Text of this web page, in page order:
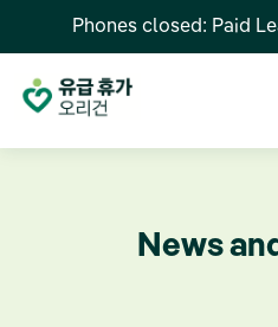
Phones closed: Paid
News